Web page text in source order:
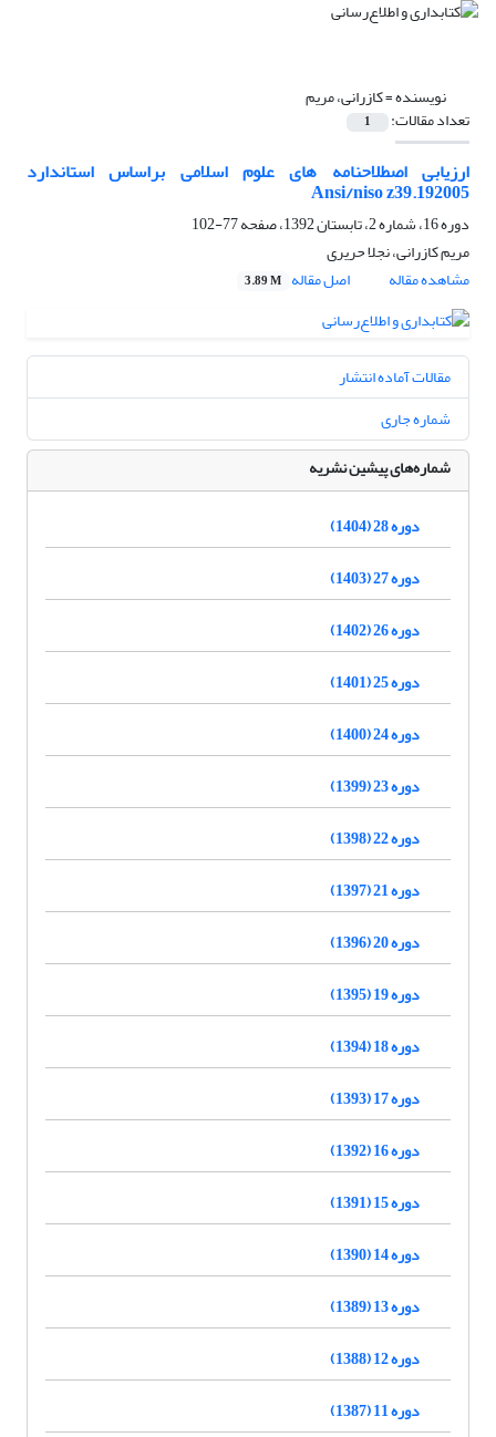
نویسنده =کازرانی، مریم
تعداد مقالات: 1
ارزیابی اصطلاحنامه های علوم اسلامی براساس استاندارد
Ansi/niso z39.192005
دوره 16، شماره 2، تابستان 1392، صفحه
77-102
مریم کازرانی، نجلا حریری
مشاهده مقاله
اصل مقاله 3.89 M
مقالات آماده انتشار
شماره جاری
شماره‌های پیشین نشریه
دوره 28 (1404)
دوره 27 (1403)
دوره 26 (1402)
دوره 25 (1401)
دوره 24 (1400)
دوره 23 (1399)
دوره 22 (1398)
دوره 21 (1397)
دوره 20 (1396)
دوره 19 (1395)
دوره 18 (1394)
دوره 17 (1393)
دوره 16 (1392)
دوره 15 (1391)
دوره 14 (1390)
دوره 13 (1389)
دوره 12 (1388)
دوره 11 (1387)